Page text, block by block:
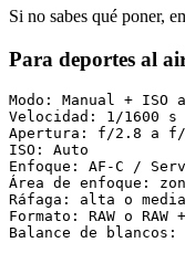
Si no sabes qué poner,
Para deportes al
Modo: Manual + ISO
Velocidad: 1/1600 s
Apertura: f/2.8 a f/
ISO: Auto
Enfoque: AF-C /
Área de enfoque:
Ráfaga: alta o media
Formato: RAW o RAW